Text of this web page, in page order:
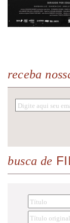
receba
busca de